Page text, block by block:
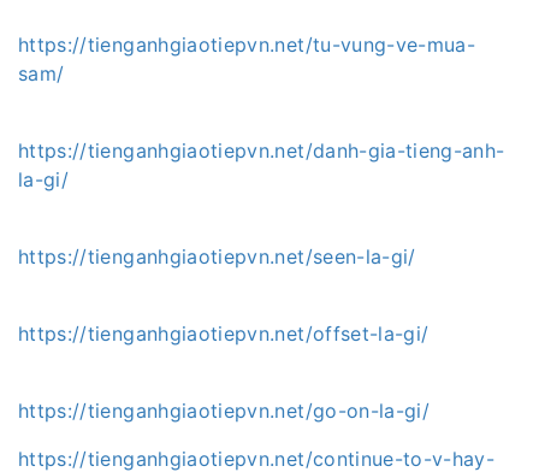
https://tienganhgiaotiepvn.net/tu-vung-ve-mua-
sam/
https://tienganhgiaotiepvn.net/danh-gia-tieng-anh-
la-gi/
https://tienganhgiaotiepvn.net/seen-la-gi/
https://tienganhgiaotiepvn.net/offset-la-gi/
https://tienganhgiaotiepvn.net/go-on-la-gi/
https://tienganhgiaotiepvn.net/continue-to-v-hay-